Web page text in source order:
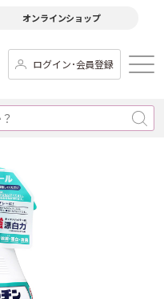
オンラインショップ
ログイン･会員登録